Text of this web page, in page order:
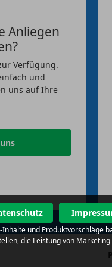
Anliegen
Verfügung.
und
uns auf Ihre
und Produktvorschläge
die Leistung von